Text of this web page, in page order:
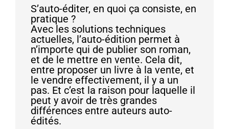
S’auto-éditer, en quoi ça consiste, en
pratique ?
Avec les solutions techniques
actuelles, l’auto-édition permet à
n’importe qui de publier son roman,
et de le mettre en vente. Cela dit,
entre proposer un livre à la vente, et
le vendre effectivement, il y a un
pas. Et c’est la raison pour laquelle il
peut y avoir de très grandes
différences entre auteurs auto-
édités.